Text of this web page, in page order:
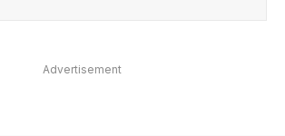
Advertisement